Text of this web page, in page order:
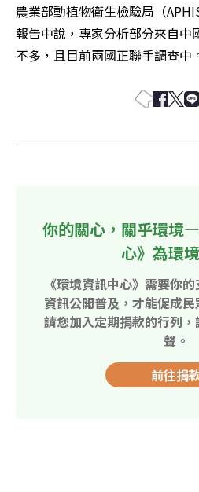
農業部動植物衛生檢驗局（
報告中說，專家分析部分來自中
不多，且目前兩國正聯手調查中
你的關心，關乎環境
心》為環
《環境資訊中心》需要你
資訊公開普及，才能促成
請您加入定期捐款的行列
聲。
前往捐